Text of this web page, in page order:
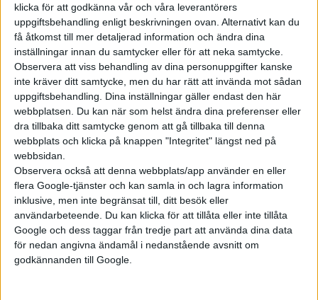
klicka för att godkänna vår och våra leverantörers
uppgiftsbehandling enligt beskrivningen ovan. Alternativt kan du
få åtkomst till mer detaljerad information och ändra dina
inställningar innan du samtycker eller för att neka samtycke.
Observera att viss behandling av dina personuppgifter kanske
inte kräver ditt samtycke, men du har rätt att invända mot sådan
uppgiftsbehandling. Dina inställningar gäller endast den här
webbplatsen. Du kan när som helst ändra dina preferenser eller
dra tillbaka ditt samtycke genom att gå tillbaka till denna
webbplats och klicka på knappen "Integritet" längst ned på
webbsidan.
Observera också att denna webbplats/app använder en eller
flera Google-tjänster och kan samla in och lagra information
inklusive, men inte begränsat till, ditt besök eller
användarbeteende. Du kan klicka för att tillåta eller inte tillåta
Google och dess taggar från tredje part att använda dina data
för nedan angivna ändamål i nedanstående avsnitt om
godkännanden till Google.
Mest lästa
5 aug 2026
Uppgift: då kommer Volvos nya eldrivna volymmodell EX50
6 aug 2026
Nu även Byd – då vill jätten tillverka solid state-batterier
7 aug 2026
Studie: Förbränningsbilar borde skrotas direkt
6 aug 2026
Säljstart för instegsversionen av ID. Polo
7 aug 2026
EU-plan: V2G-krav ska göra elbilar till del av energisystemet
Prenumerera